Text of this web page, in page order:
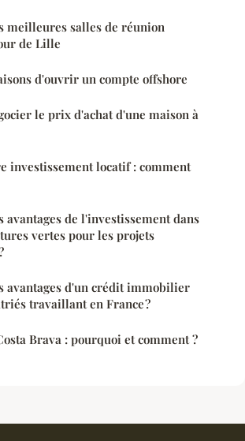
meilleures salles de réunion
de Lille
d'ouvrir un compte offshore
le prix d'achat d'une maison à
investissement locatif : comment
avantages de l'investissement dans
vertes pour les projets
avantages d'un crédit immobilier
travaillant en France ?
Brava : pourquoi et comment ?